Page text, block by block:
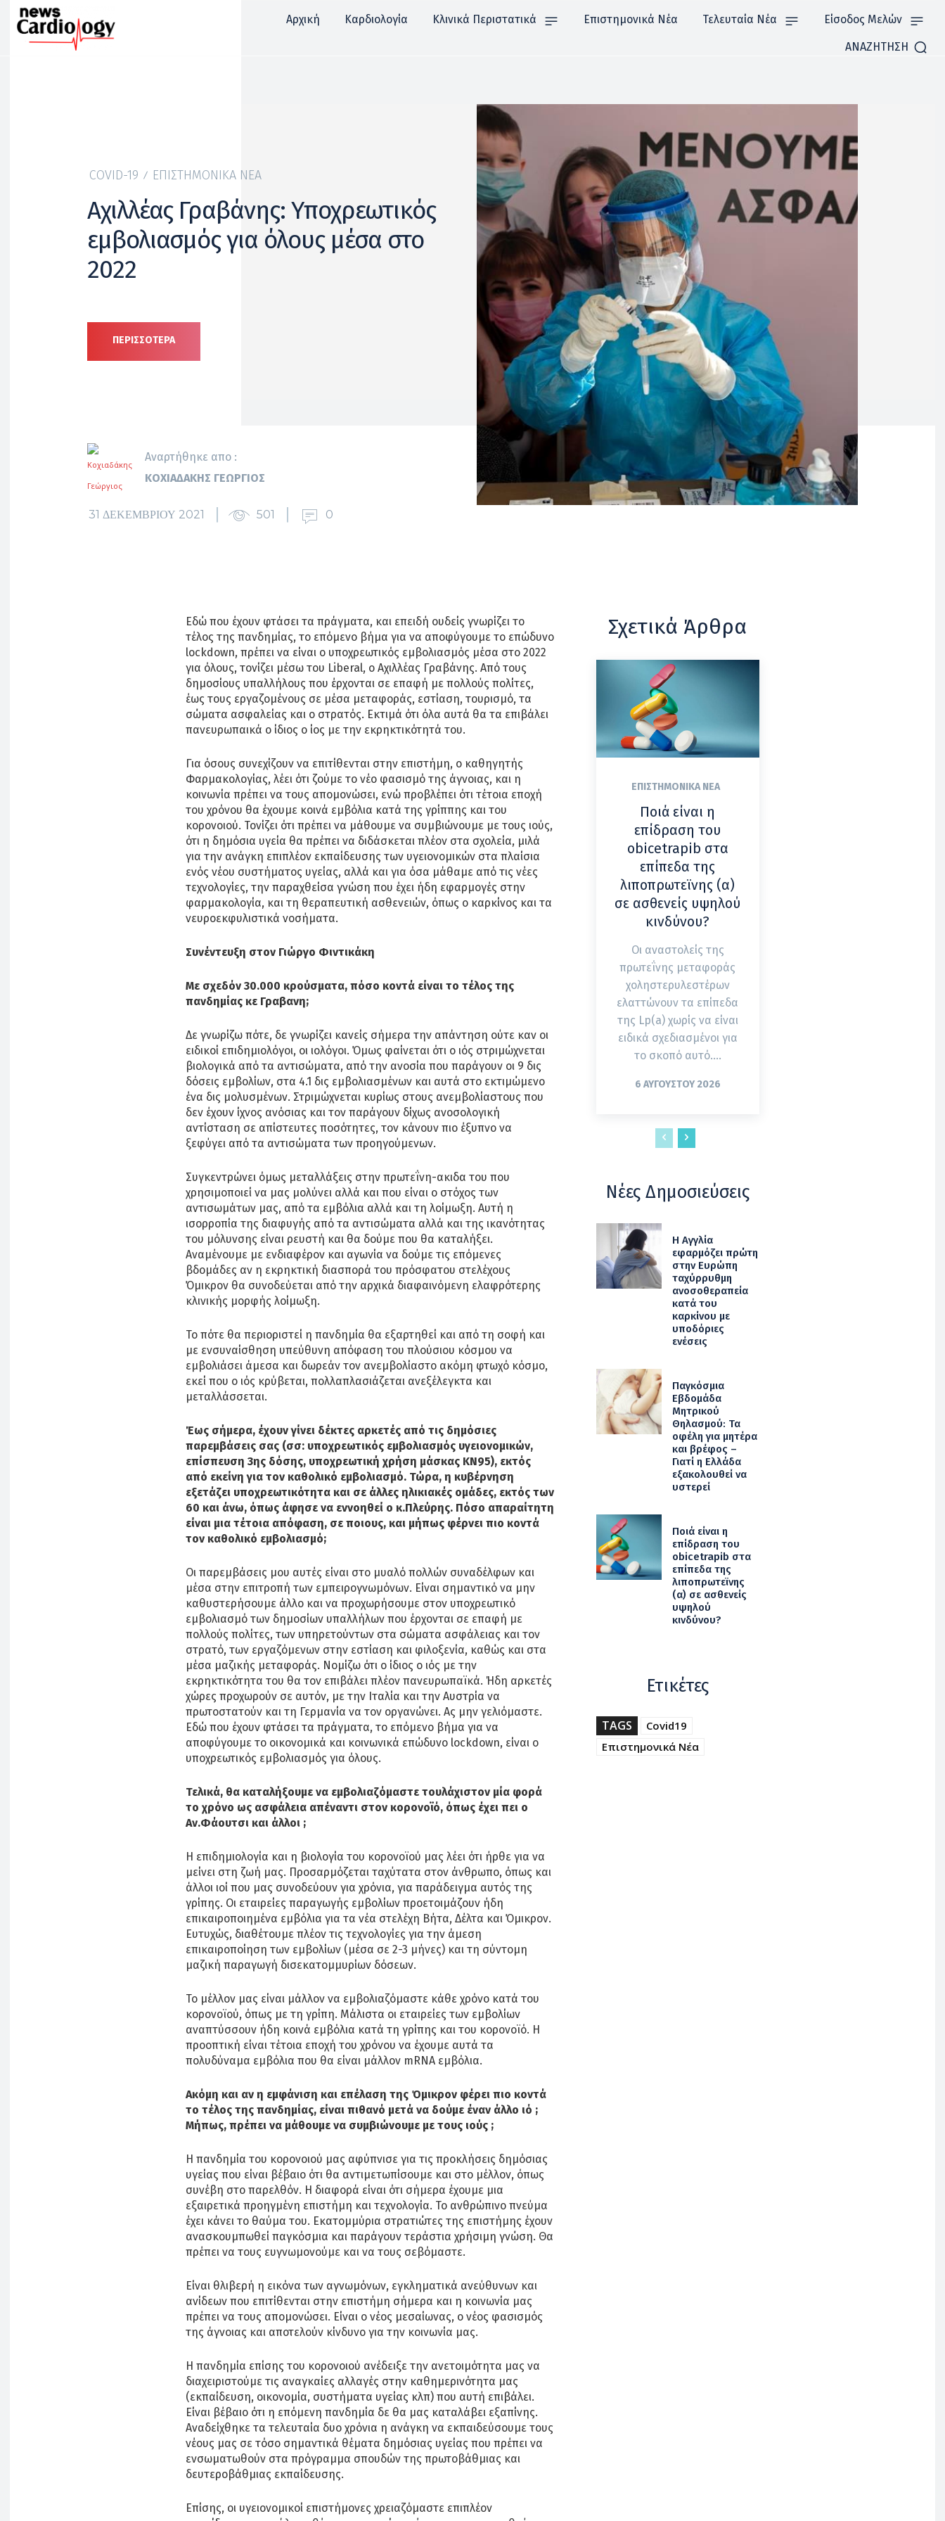
Αρχική Καρδιολογία Κλινικά Περιστατικά Επιστημονικά Νέα Τελευταία Νέα Είσοδος Μελών
ΑΝΑΖΗΤΗΣΗ
COVID-19 ΕΠΙΣΤΗΜΟΝΙΚΆ ΝΈΑ
Αχιλλέας Γραβάνης: Υποχρεωτικός
εμβολιασμός για όλους μέσα στο
2022
ΠΕΡΙΣΣΟΤΕΡΑ
Αναρτήθηκε απο :
ΚΟΧΙΑΔΆΚΗΣ ΓΕΏΡΓΙΟΣ
31 ΔΕΚΕΜΒΡΊΟΥ 2021 501 0
Εδώ που έχουν φτάσει τα πράγματα, και επειδή ουδείς γνωρίζει το
τέλος της πανδημίας, το επόμενο βήμα για να αποφύγουμε το επώδυνο
lockdown, πρέπει να είναι ο υποχρεωτικός εμβολιασμός μέσα στο 2022
για όλους, τονίζει μέσω του Liberal, ο Αχιλλέας Γραβάνης. Από τους
δημοσίους υπαλλήλους που έρχονται σε επαφή με πολλούς πολίτες,
έως τους εργαζομένους σε μέσα μεταφοράς, εστίαση, τουρισμό, τα
σώματα ασφαλείας και ο στρατός. Εκτιμά ότι όλα αυτά θα τα επιβάλει
πανευρωπαικά ο ίδιος ο ίος με την εκρηκτικότητά του.
Για όσους συνεχίζουν να επιτίθενται στην επιστήμη, ο καθηγητής
Φαρμακολογίας, λέει ότι ζούμε το νέο φασισμό της άγνοιας, και η
κοινωνία πρέπει να τους απομονώσει, ενώ προβλέπει ότι τέτοια εποχή
του χρόνου θα έχουμε κοινά εμβόλια κατά της γρίππης και του
κορονοιού. Τονίζει ότι πρέπει να μάθουμε να συμβιώνουμε με τους ιούς,
ότι η δημόσια υγεία θα πρέπει να διδάσκεται πλέον στα σχολεία, μιλά
για την ανάγκη επιπλέον εκπαίδευσης των υγειονομικών στα πλαίσια
ενός νέου συστήματος υγείας, αλλά και για όσα μάθαμε από τις νέες
τεχνολογίες, την παραχθείσα γνώση που έχει ήδη εφαρμογές στην
φαρμακολογία, και τη θεραπευτική ασθενειών, όπως ο καρκίνος και τα
νευροεκφυλιστικά νοσήματα.
Συνέντευξη στον Γιώργο Φιντικάκη
Με σχεδόν 30.000 κρούσματα, πόσο κοντά είναι το τέλος της
πανδημίας κε Γραβανη;
Δε γνωρίζω πότε, δε γνωρίζει κανείς σήμερα την απάντηση ούτε καν οι
ειδικοί επιδημιολόγοι, οι ιολόγοι. Όμως φαίνεται ότι ο ιός στριμώχνεται
βιολογικά από τα αντισώματα, από την ανοσία που παράγουν οι 9 δις
δόσεις εμβολίων, στα 4.1 δις εμβολιασμένων και αυτά στο εκτιμώμενο
ένα δις μολυσμένων. Στριμώχνεται κυρίως στους ανεμβολίαστους που
δεν έχουν ίχνος ανόσιας και τον παράγουν δίχως ανοσολογική
αντίσταση σε απίστευτες ποσότητες, τον κάνουν πιο έξυπνο να
ξεφύγει από τα αντισώματα των προηγούμενων.
Συγκεντρώνει όμως μεταλλάξεις στην πρωτεΐνη-ακιδα του που
χρησιμοποιεί να μας μολύνει αλλά και που είναι ο στόχος των
αντισωμάτων μας, από τα εμβόλια αλλά και τη λοίμωξη. Αυτή η
ισορροπία της διαφυγής από τα αντισώματα αλλά και της ικανότητας
του μόλυνσης είναι ρευστή και θα δούμε που θα καταλήξει.
Αναμένουμε με ενδιαφέρον και αγωνία να δούμε τις επόμενες
βδομάδες αν η εκρηκτική διασπορά του πρόσφατου στελέχους
Όμικρον θα συνοδεύεται από την αρχικά διαφαινόμενη ελαφρότερης
κλινικής μορφής λοίμωξη.
Το πότε θα περιοριστεί η πανδημία θα εξαρτηθεί και από τη σοφή και
με ενσυναίσθηση υπεύθυνη απόφαση του πλούσιου κόσμου να
εμβολιάσει άμεσα και δωρεάν τον ανεμβολίαστο ακόμη φτωχό κόσμο,
εκεί που ο ιός κρύβεται, πολλαπλασιάζεται ανεξέλεγκτα και
μεταλλάσσεται.
Έως σήμερα, έχουν γίνει δέκτες αρκετές από τις δημόσιες
παρεμβάσεις σας (σσ: υποχρεωτικός εμβολιασμός υγειονομικών,
επίσπευση 3ης δόσης, υποχρεωτική χρήση μάσκας ΚΝ95), εκτός
από εκείνη για τον καθολικό εμβολιασμό. Τώρα, η κυβέρνηση
εξετάζει υποχρεωτικότητα και σε άλλες ηλικιακές ομάδες, εκτός των
60 και άνω, όπως άφησε να εννοηθεί ο κ.Πλεύρης. Πόσο απαραίτητη
είναι μια τέτοια απόφαση, σε ποιους, και μήπως φέρνει πιο κοντά
τον καθολικό εμβολιασμό;
Οι παρεμβάσεις μου αυτές είναι στο μυαλό πολλών συναδέλφων και
μέσα στην επιτροπή των εμπειρογνωμόνων. Είναι σημαντικό να μην
καθυστερήσουμε άλλο και να προχωρήσουμε στον υποχρεωτικό
εμβολιασμό των δημοσίων υπαλλήλων που έρχονται σε επαφή με
πολλούς πολίτες, των υπηρετούντων στα σώματα ασφάλειας και τον
στρατό, των εργαζόμενων στην εστίαση και φιλοξενία, καθώς και στα
μέσα μαζικής μεταφοράς. Νομίζω ότι ο ίδιος ο ιός με την
εκρηκτικότητα του θα τον επιβάλει πλέον πανευρωπαϊκά. Ήδη αρκετές
χώρες προχωρούν σε αυτόν, με την Ιταλία και την Αυστρία να
πρωτοστατούν και τη Γερμανία να τον οργανώνει. Ας μην γελιόμαστε.
Εδώ που έχουν φτάσει τα πράγματα, το επόμενο βήμα για να
αποφύγουμε το οικονομικά και κοινωνικά επώδυνο lockdown, είναι ο
υποχρεωτικός εμβολιασμός για όλους.
Τελικά, θα καταλήξουμε να εμβολιαζόμαστε τουλάχιστον μία φορά
το χρόνο ως ασφάλεια απέναντι στον κορονοϊό, όπως έχει πει ο
Αν.Φάουτσι και άλλοι ;
Η επιδημιολογία και η βιολογία του κορονοϊού μας λέει ότι ήρθε για να
μείνει στη ζωή μας. Προσαρμόζεται ταχύτατα στον άνθρωπο, όπως και
άλλοι ιοί που μας συνοδεύουν για χρόνια, για παράδειγμα αυτός της
γρίπης. Οι εταιρείες παραγωγής εμβολίων προετοιμάζουν ήδη
επικαιροποιημένα εμβόλια για τα νέα στελέχη Βήτα, Δέλτα και Όμικρον.
Ευτυχώς, διαθέτουμε πλέον τις τεχνολογίες για την άμεση
επικαιροποίηση των εμβολίων (μέσα σε 2-3 μήνες) και τη σύντομη
μαζική παραγωγή δισεκατομμυρίων δόσεων.
Το μέλλον μας είναι μάλλον να εμβολιαζόμαστε κάθε χρόνο κατά του
κορονοϊού, όπως με τη γρίπη. Μάλιστα οι εταιρείες των εμβολίων
αναπτύσσουν ήδη κοινά εμβόλια κατά τη γρίπης και του κορονοϊό. Η
προοπτική είναι τέτοια εποχή του χρόνου να έχουμε αυτά τα
πολυδύναμα εμβόλια που θα είναι μάλλον mRNA εμβόλια.
Ακόμη και αν η εμφάνιση και επέλαση της Όμικρον φέρει πιο κοντά
το τέλος της πανδημίας, είναι πιθανό μετά να δούμε έναν άλλο ιό ;
Μήπως, πρέπει να μάθουμε να συμβιώνουμε με τους ιούς ;
Η πανδημία του κορονοιού μας αφύπνισε για τις προκλήσεις δημόσιας
υγείας που είναι βέβαιο ότι θα αντιμετωπίσουμε και στο μέλλον, όπως
συνέβη στο παρελθόν. Η διαφορά είναι ότι σήμερα έχουμε μια
εξαιρετικά προηγμένη επιστήμη και τεχνολογία. Το ανθρώπινο πνεύμα
έχει κάνει το θαύμα του. Εκατομμύρια στρατιώτες της επιστήμης έχουν
ανασκουμπωθεί παγκόσμια και παράγουν τεράστια χρήσιμη γνώση. Θα
πρέπει να τους ευγνωμονούμε και να τους σεβόμαστε.
Είναι θλιβερή η εικόνα των αγνωμόνων, εγκληματικά ανεύθυνων και
ανίδεων που επιτίθενται στην επιστήμη σήμερα και η κοινωνία μας
πρέπει να τους απομονώσει. Είναι ο νέος μεσαίωνας, ο νέος φασισμός
της άγνοιας και αποτελούν κίνδυνο για την κοινωνία μας.
Η πανδημία επίσης του κορονοιού ανέδειξε την ανετοιμότητα μας να
διαχειριστούμε τις αναγκαίες αλλαγές στην καθημερινότητα μας
(εκπαίδευση, οικονομία, συστήματα υγείας κλπ) που αυτή επιβάλει.
Είναι βέβαιο ότι η επόμενη πανδημία δε θα μας καταλάβει εξαπίνης.
Αναδείχθηκε τα τελευταία δυο χρόνια η ανάγκη να εκπαιδεύσουμε τους
νέους μας σε τόσο σημαντικά θέματα δημόσιας υγείας που πρέπει να
ενσωματωθούν στα πρόγραμμα σπουδών της πρωτοβάθμιας και
δευτεροβάθμιας εκπαίδευσης.
Επίσης, οι υγειονομικοί επιστήμονες χρειαζόμαστε επιπλέον
Σχετικά Άρθρα
ΕΠΙΣΤΗΜΟΝΙΚΆ ΝΈΑ
Ποιά είναι η
επίδραση του
obicetrapib στα
επίπεδα της
λιποπρωτεϊνης (α)
σε ασθενείς υψηλού
κινδύνου?
Οι αναστολείς της
πρωτεΐνης μεταφοράς
χοληστερυλεστέρων
ελαττώνουν τα επίπεδα
της Lp(a) χωρίς να είναι
ειδικά σχεδιασμένοι για
το σκοπό αυτό....
6 ΑΥΓΟΎΣΤΟΥ 2026
Νέες Δημοσιεύσεις
Η Αγγλία
εφαρμόζει πρώτη
στην Ευρώπη
ταχύρρυθμη
ανοσοθεραπεία
κατά του
καρκίνου με
υποδόριες
ενέσεις
Παγκόσμια
Εβδομάδα
Μητρικού
Θηλασμού: Τα
οφέλη για μητέρα
και βρέφος –
Γιατί η Ελλάδα
εξακολουθεί να
υστερεί
Ποιά είναι η
επίδραση του
obicetrapib στα
επίπεδα της
λιποπρωτεϊνης
(α) σε ασθενείς
υψηλού
κινδύνου?
Ετικέτες
TAGS
Covid19
Επιστημονικά Νέα